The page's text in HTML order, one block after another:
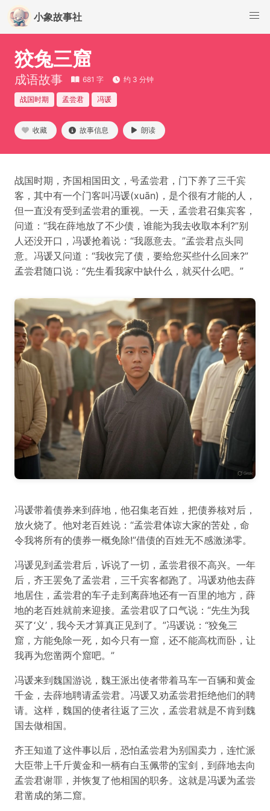
小象故事社
狡兔三窟
成语故事 681 字 约 3 分钟
战国时期 孟尝君 冯谖
收藏 故事信息 朗读
战国时期，齐国相国田文，号孟尝君，门下养了三千宾
客，其中有一个门客叫冯谖(xuān)，是个很有才能的人，
但一直没有受到孟尝君的重视。一天，孟尝君召集宾客，
问道：“我在薛地放了不少债，谁能为我去收取本利?”别
人还没开口，冯谖抢着说：“我愿意去。”孟尝君点头同
意。冯谖又问道：“我收完了债，要给您买些什么回来?”
孟尝君随口说：“先生看我家中缺什么，就买什么吧。”
冯谖带着债券来到薛地，他召集老百姓，把债券核对后，
放火烧了。他对老百姓说：“孟尝君体谅大家的苦处，命
令我将所有的债券一概免除!”借债的百姓无不感激涕零。
冯谖见到孟尝君后，诉说了一切，孟尝君很不高兴。一年
后，齐王罢免了孟尝君，三千宾客都跑了。冯谖劝他去薛
地居住，孟尝君的车子走到离薛地还有一百里的地方，薛
地的老百姓就前来迎接。孟尝君叹了口气说：“先生为我
买了‘义’，我今天才算真正见到了。”冯谖说：“狡兔三
窟，方能免除一死，如今只有一窟，还不能高枕而卧，让
我再为您凿两个窟吧。”
冯谖来到魏国游说，魏王派出使者带着马车一百辆和黄金
千金，去薛地聘请孟尝君。冯谖又劝孟尝君拒绝他们的聘
请。这样，魏国的使者往返了三次，孟尝君就是不肯到魏
国去做相国。
齐王知道了这件事以后，恐怕孟尝君为别国卖力，连忙派
大臣带上千斤黄金和一柄有白玉佩带的宝剑，到薛地去向
孟尝君谢罪，并恢复了他相国的职务。这就是冯谖为孟尝
君凿成的第二窟。